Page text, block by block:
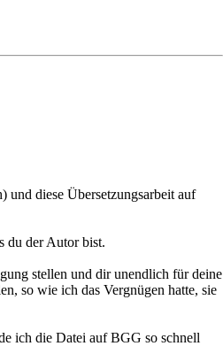
und diese Übersetzungsarbeit auf
du der Autor bist.
stellen und dir unendlich für deine
so wie ich das Vergnügen hatte, sie
ich die Datei auf BGG so schnell